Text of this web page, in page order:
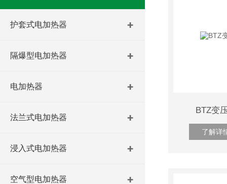
护套式电加热器
隔爆型电加热器
电加热器
法兰式电加热器
浸入式电加热器
空气型电加热器
BTZ变
了解详